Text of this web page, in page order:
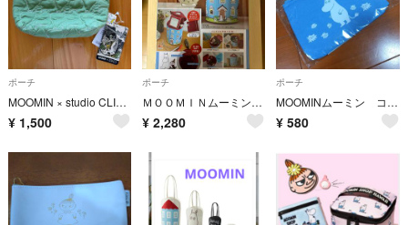
ポーチ
MOOMIN × studio CLIP キルト船型ポーチ《ムーミンコラボ》
¥ 1,500
ポーチ
ＭＯＯＭＩＮムーミンやしきのマルチに使える収納ポーチＢＯＯＫ取り外せるミラー付き
¥ 2,280
ポーチ
MOOMINムーミン コスメポーチ タイトー 非売品 キャンバス生地
¥ 580